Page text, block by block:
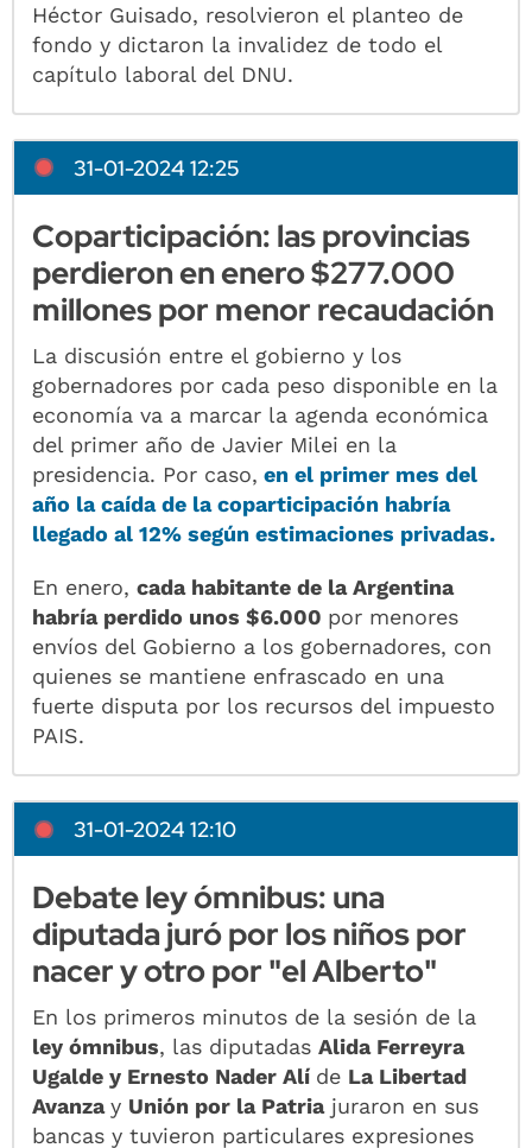
Héctor Guisado, resolvieron el planteo de
fondo y dictaron la invalidez de todo el
capítulo laboral del DNU.
31-01-2024 12:25
Coparticipación: las provincias
perdieron en enero $277.000
millones por menor recaudación
La discusión entre el gobierno y los
gobernadores por cada peso disponible en la
economía va a marcar la agenda económica
del primer año de Javier Milei en la
presidencia. Por caso, en el primer mes del
año la caída de la coparticipación habría
llegado al 12% según estimaciones privadas.
En enero,cada habitante de la Argentina
habría perdido unos $6.000 por menores
envíos del Gobierno a los gobernadores, con
quienes se mantiene enfrascado en una
fuerte disputa por los recursos del impuesto
PAIS.
31-01-2024 12:10
Debate ley ómnibus: una
diputada juró por los niños por
nacer y otro por "el Alberto"
En los primeros minutos de la sesión de la
ley ómnibus, las diputadasAlida Ferreyra
Ugalde y Ernesto Nader Alí de La Libertad
Avanzay Unión por la Patriajuraron en sus
bancas y tuvieron particulares expresiones